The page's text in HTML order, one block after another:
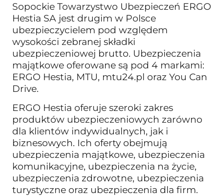
Sopockie Towarzystwo Ubezpieczeń ERGO
Hestia SA jest drugim w Polsce
ubezpieczycielem pod względem
wysokości zebranej składki
ubezpieczeniowej brutto. Ubezpieczenia
majątkowe oferowane są pod 4 markami:
ERGO Hestia, MTU, mtu24.pl oraz You Can
Drive.
ERGO Hestia oferuje szeroki zakres
produktów ubezpieczeniowych zarówno
dla klientów indywidualnych, jak i
biznesowych. Ich oferty obejmują
ubezpieczenia majątkowe, ubezpieczenia
komunikacyjne, ubezpieczenia na życie,
ubezpieczenia zdrowotne, ubezpieczenia
turystyczne oraz ubezpieczenia dla firm.